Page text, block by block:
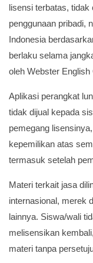
lisensi terbatas,
penggunaan pribadi,
Indonesia
berlaku selama
oleh Webster
Aplikasi perangkat
tidak dijual kepada
pemegang
kepemilikan atas
termasuk setelah
Materi terkait jasa
internasional, merek
lainnya. Siswa/wali
melisensikan
materi tanpa